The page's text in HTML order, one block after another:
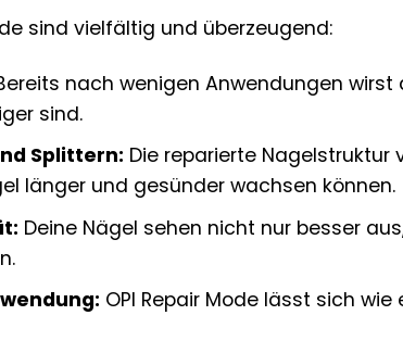
sind vielfältig und überzeugend:
nach wenigen Anwendungen
sind.
Splittern: Die reparierte
länger und gesünder wachsen können.
Deine Nägel sehen nicht nur besser
OPI Repair Mode lässt sich wie